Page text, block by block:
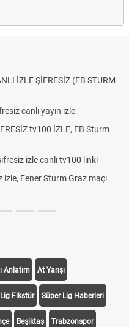
İZLE ŞİFRESİZ (FB STURM
canlı yayın izle
tv100 İZLE, FB Sturm
izle canlı tv100 linki
Fener Sturm Graz maçı
Anlatım At Yarışı
Fikstür Süper Lig Haberleri
Beşiktaş Trabzonspor